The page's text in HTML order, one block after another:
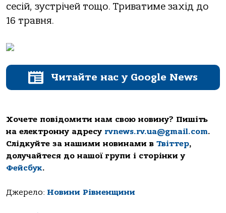
сесій, зустрічей тощо. Триватиме захід до
16 травня.
Читайте нас у Google News
Хочете повідомити нам свою новину? Пишіть
на електронну адресу rvnews.rv.ua@gmail.com.
Слідкуйте за нашими новинами в Твіттер,
долучайтеся до нашої групи і сторінки у
Фейсбук.
Джерело: Новини Рівненщини